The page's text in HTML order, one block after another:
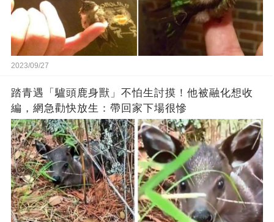
2023/09/27
踏青遇「驢頭鹿身獸」不怕生討摸！他被融化想收
編，網急勸快放生：帶回家下場很慘